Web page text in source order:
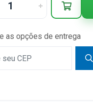
as opções de entrega